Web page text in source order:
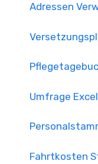
Adressen
Umfrage
Fahrtkosten